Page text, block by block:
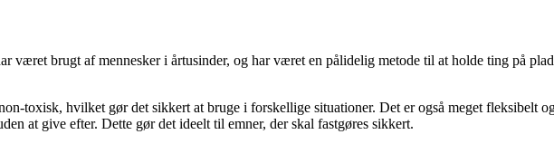
været brugt af mennesker i årtusinder, og har været en pålidelig metode til at holde ting på
toxisk, hvilket gør det sikkert at bruge i forskellige situationer. Det er også meget fleksibelt
at give efter. Dette gør det ideelt til emner, der skal fastgøres sikkert.